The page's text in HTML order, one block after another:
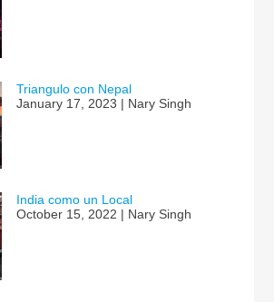
Triangulo con Nepal
January 17, 2023 | Nary Singh
India como un Local
October 15, 2022 | Nary Singh